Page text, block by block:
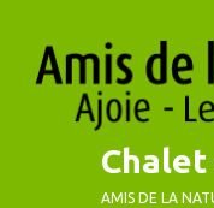
content
Chalet
AMIS DE LA